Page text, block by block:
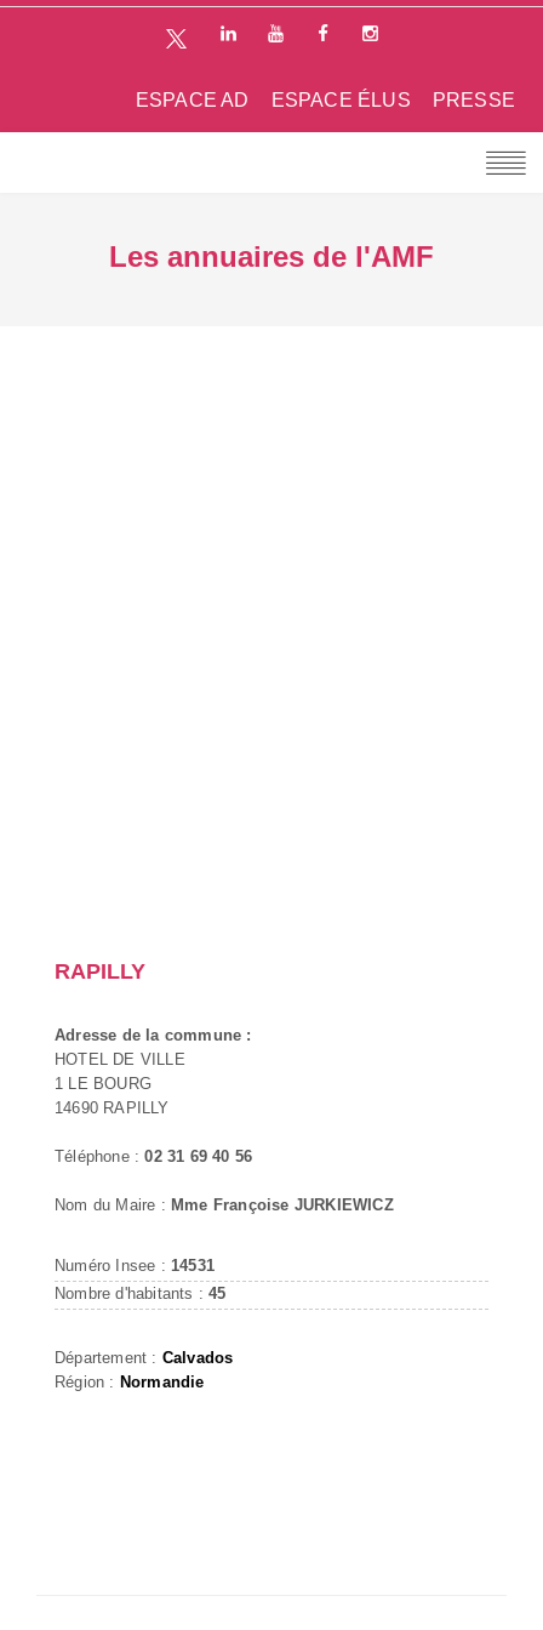
PRESSE
ESPACE ÉLUS
ESPACE AD
Les annuaires de l'AMF
RAPILLY
Adresse de la commune :
HOTEL DE VILLE
1 LE BOURG
14690 RAPILLY
Téléphone :02 31 69 40 56
Nom du Maire : Mme Françoise JURKIEWICZ
Numéro Insee : 14531
Nombre d'habitants :45
Département : Calvados
Région : Normandie